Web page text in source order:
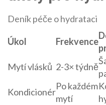
Deník péče o hydrataci
Úkol Frekvence
Mytí vlásků 2-3× týdně
Kondicionér
Po každém
mytí